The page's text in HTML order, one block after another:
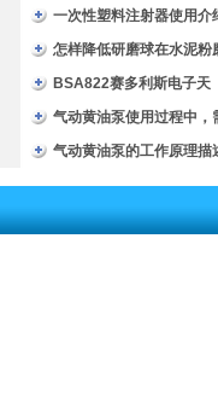
一次性塑料注射器使用介
怎样降低研磨球在水泥粉
的破碎率
BSA822赛多利斯电子天
平/BSA822电子天平
气动黄油泵使用过程中，
意的事项
气动黄油泵的工作原理描